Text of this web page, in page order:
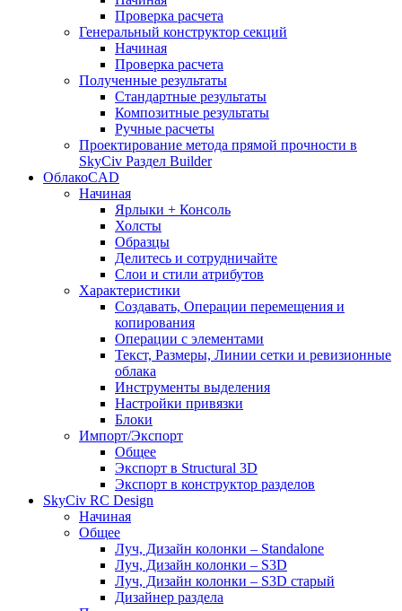
Проверка расчета
Генеральный конструктор секций
Начиная
Проверка расчета
Полученные результаты
Стандартные результаты
Композитные результаты
Ручные расчеты
Проектирование метода прямой прочности в
SkyCiv Раздел Builder
ОблакоCAD
Начиная
Ярлыки + Консоль
Холсты
Образцы
Делитесь и сотрудничайте
Слои и стили атрибутов
Характеристики
Создавать, Операции перемещения и
копирования
Операции с элементами
Текст, Размеры, Линии сетки и ревизионные
облака
Инструменты выделения
Настройки привязки
Блоки
Импорт/Экспорт
Общее
Экспорт в Structural 3D
Экспорт в конструктор разделов
SkyCiv RC Design
Начиная
Общее
Луч, Дизайн колонки – Standalone
Луч, Дизайн колонки – S3D
Луч, Дизайн колонки – S3D старый
Дизайнер раздела